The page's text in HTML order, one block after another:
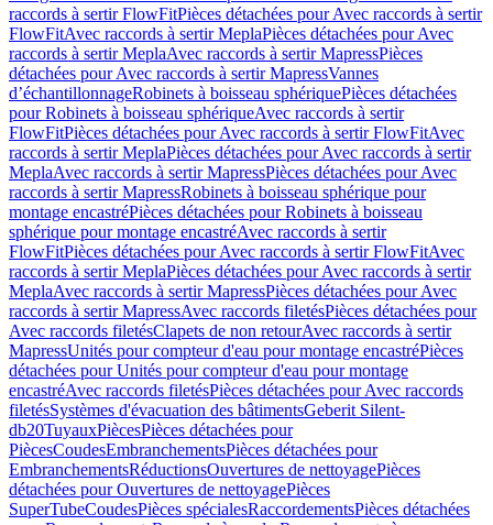
raccords à sertir FlowFitPièces détachées pour Avec raccords à sertir
FlowFitAvec raccords à sertir MeplaPièces détachées pour Avec
raccords à sertir MeplaAvec raccords à sertir MapressPièces
détachées pour Avec raccords à sertir MapressVannes
d’échantillonnageRobinets à boisseau sphériquePièces détachées
pour Robinets à boisseau sphériqueAvec raccords à sertir
FlowFitPièces détachées pour Avec raccords à sertir FlowFitAvec
raccords à sertir MeplaPièces détachées pour Avec raccords à sertir
MeplaAvec raccords à sertir MapressPièces détachées pour Avec
raccords à sertir MapressRobinets à boisseau sphérique pour
montage encastréPièces détachées pour Robinets à boisseau
sphérique pour montage encastréAvec raccords à sertir
FlowFitPièces détachées pour Avec raccords à sertir FlowFitAvec
raccords à sertir MeplaPièces détachées pour Avec raccords à sertir
MeplaAvec raccords à sertir MapressPièces détachées pour Avec
raccords à sertir MapressAvec raccords filetésPièces détachées pour
Avec raccords filetésClapets de non retourAvec raccords à sertir
MapressUnités pour compteur d'eau pour montage encastréPièces
détachées pour Unités pour compteur d'eau pour montage
encastréAvec raccords filetésPièces détachées pour Avec raccords
filetésSystèmes d'évacuation des bâtimentsGeberit Silent-
db20TuyauxPiècesPièces détachées pour
PiècesCoudesEmbranchementsPièces détachées pour
EmbranchementsRéductionsOuvertures de nettoyagePièces
détachées pour Ouvertures de nettoyagePièces
SuperTubeCoudesPièces spécialesRaccordementsPièces détachées